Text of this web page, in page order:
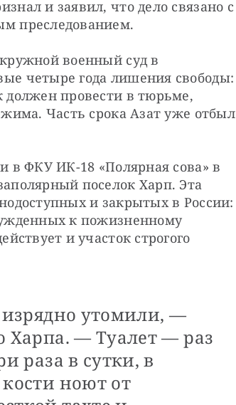
и заявил, что дело связано с
преследованием.
военный суд в
четыре года лишения свободы:
должен провести в тюрьме,
Часть срока Азат уже отбыл
в ФКУ ИК-18 «Полярная сова» в
поселок Харп. Эта
и закрытых в России:
к пожизненному
и участок строгого
изрядно утомили, —
Харпа. — Туалет — раз
раза в сутки, в
ноют от